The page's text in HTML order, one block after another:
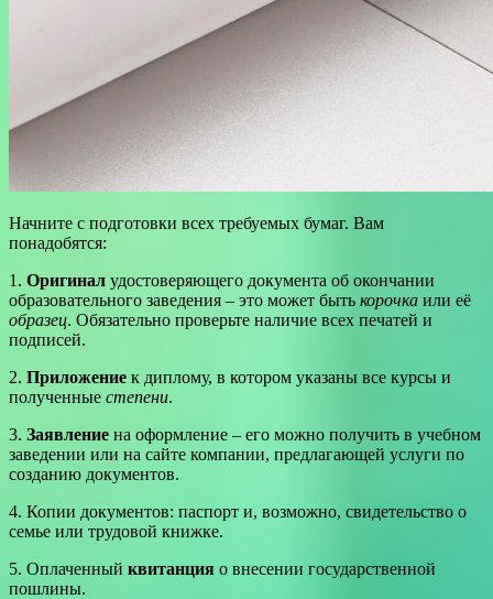
Начните с подготовки всех требуемых бумаг. Вам
понадобятся:
1. Оригинал удостоверяющего документа об окончании
образовательного заведения – это может быть корочка или её
образец. Обязательно проверьте наличие всех печатей и
подписей.
2. Приложение к диплому, в котором указаны все курсы и
полученные степени.
3. Заявление на оформление – его можно получить в учебном
заведении или на сайте компании, предлагающей услуги по
созданию документов.
4. Копии документов: паспорт и, возможно, свидетельство о
семье или трудовой книжке.
5. Оплаченный квитанция о внесении государственной
пошлины.